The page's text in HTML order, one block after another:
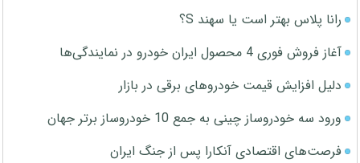
رانا پلاس بهتر است یا سهند S؟
آغاز فروش فوری 4 محصول ایران خودرو در نمایندگی‌ها
دلیل افزایش قیمت خودروهای برقی در بازار
ورود سه خودروساز چینی به جمع 10 خودروساز برتر جهان
فرصت‌های اقتصادی آنکارا پس از جنگ ایران